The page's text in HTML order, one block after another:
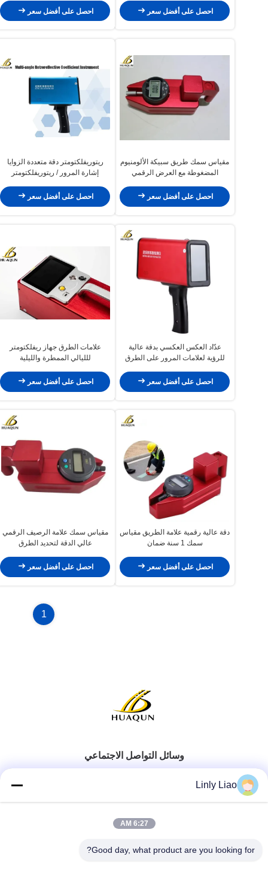
حارس الأمن
احصل على أفضل سعر
احصل على أفضل سعر
مقياس سمك طريق سبيكة الألومنيوم
المضغوطة مع العرض الرقمي
احصل على أفضل سعر
ريتوريفلكتومتر دقة متعددة الزوايا
إشارة المرور / ريتوريفلكتومتر
احصل على أفضل سعر
عدّاد العكس العكسي بدقة عالية
للرؤية لعلامات المرور على الطرق
احصل على أفضل سعر
علامات الطرق جهاز ريفلكتومتر
للليالي الممطرة والليلية
احصل على أفضل سعر
دقة عالية رقمية علامة الطريق مقياس
سمك 1 سنة ضمان
احصل على أفضل سعر
مقياس سمك علامة الرصيف الرقمي
عالي الدقة لتحديد الطرق
احصل على أفضل سعر
1
وسائل التواصل الاجتماعي
Linly Liao
6:27 AM
Good day, what product are you looking for?